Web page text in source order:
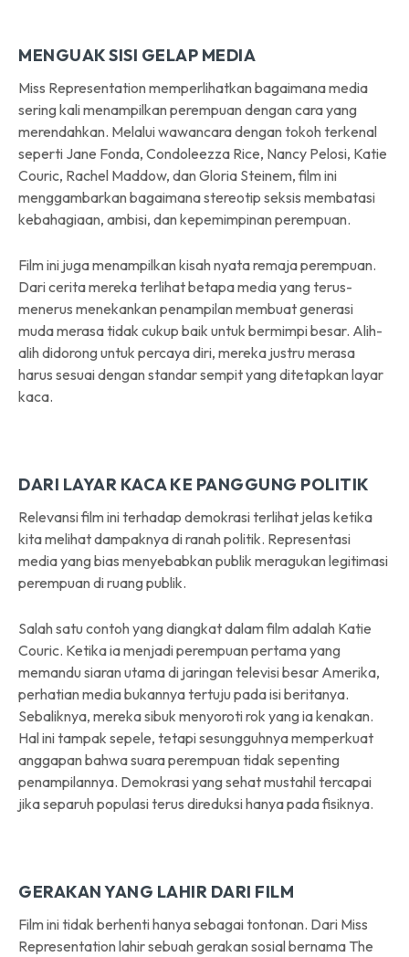
MENGUAK SISI GELAP MEDIA
Miss Representation memperlihatkan bagaimana media
sering kali menampilkan perempuan dengan cara yang
merendahkan. Melalui wawancara dengan tokoh terkenal
seperti Jane Fonda, Condoleezza Rice, Nancy Pelosi, Katie
Couric, Rachel Maddow, dan Gloria Steinem, film ini
menggambarkan bagaimana stereotip seksis membatasi
kebahagiaan, ambisi, dan kepemimpinan perempuan.
Film ini juga menampilkan kisah nyata remaja perempuan.
Dari cerita mereka terlihat betapa media yang terus-
menerus menekankan penampilan membuat generasi
muda merasa tidak cukup baik untuk bermimpi besar. Alih-
alih didorong untuk percaya diri, mereka justru merasa
harus sesuai dengan standar sempit yang ditetapkan layar
kaca.
DARI LAYAR KACA KE PANGGUNG POLITIK
Relevansi film ini terhadap demokrasi terlihat jelas ketika
kita melihat dampaknya di ranah politik. Representasi
media yang bias menyebabkan publik meragukan legitimasi
perempuan di ruang publik.
Salah satu contoh yang diangkat dalam film adalah Katie
Couric. Ketika ia menjadi perempuan pertama yang
memandu siaran utama di jaringan televisi besar Amerika,
perhatian media bukannya tertuju pada isi beritanya.
Sebaliknya, mereka sibuk menyoroti rok yang ia kenakan.
Hal ini tampak sepele, tetapi sesungguhnya memperkuat
anggapan bahwa suara perempuan tidak sepenting
penampilannya. Demokrasi yang sehat mustahil tercapai
jika separuh populasi terus direduksi hanya pada fisiknya.
GERAKAN YANG LAHIR DARI FILM
Film ini tidak berhenti hanya sebagai tontonan. Dari Miss
Representation lahir sebuah gerakan sosial bernama The